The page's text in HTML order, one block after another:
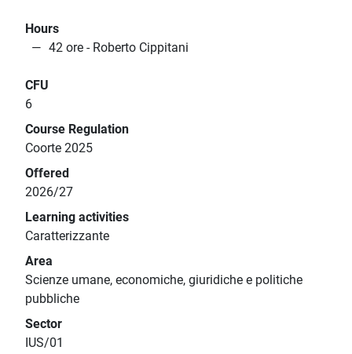
Hours
42 ore - Roberto Cippitani
CFU
6
Course Regulation
Coorte 2025
Offered
2026/27
Learning activities
Caratterizzante
Area
Scienze umane, economiche, giuridiche e politiche
pubbliche
Sector
IUS/01